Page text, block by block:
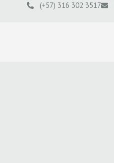
(+57) 316 302 3517